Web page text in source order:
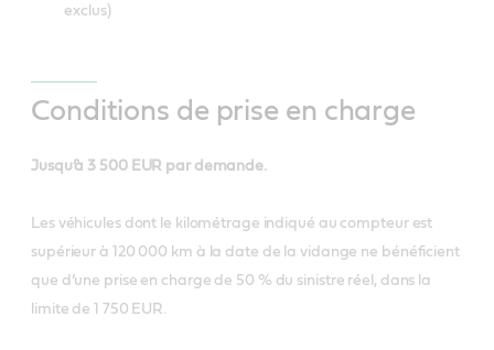
exclus)
Conditions de prise en charge
Jusqu’à 3 500 EUR par demande.
Les véhicules dont le kilométrage indiqué au compteur est
supérieur à 120 000 km à la date de la vidange ne bénéficient
que d’une prise en charge de 50 % du sinistre réel, dans la
limite de 1 750 EUR.